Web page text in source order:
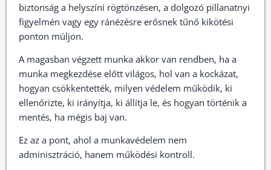
biztonság a helyszíni rögtönzésen, a dolgozó pillanatnyi
figyelmén vagy egy ránézésre erősnek tűnő kikötési
ponton múljon.
A magasban végzett munka akkor van rendben, ha a
munka megkezdése előtt világos, hol van a kockázat,
hogyan csökkentették, milyen védelem működik, ki
ellenőrizte, ki irányítja, ki állítja le, és hogyan történik a
mentés, ha mégis baj van.
Ez az a pont, ahol a munkavédelem nem
adminisztráció, hanem működési kontroll.